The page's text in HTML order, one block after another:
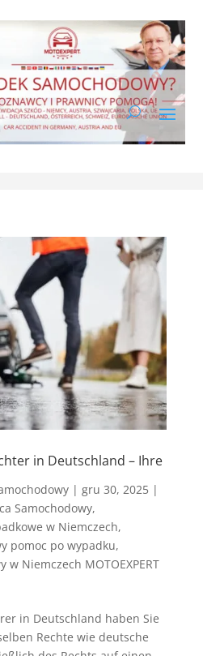
in Deutschland – Ihre
| gru 30, 2025|
Samochodowy,
w Niemczech,
pomoc po wypadku,
w Niemczech MOTOEXPERT
in Deutschland haben Sie
Rechte wie deutsche